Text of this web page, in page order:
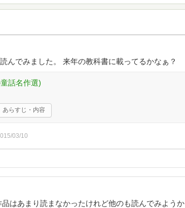
んでみました。 来年の教科書に載ってるかなぁ？
話名作選)
あらすじ・内容
03/10
はあまり読まなかったけれど他のも読んでみようか